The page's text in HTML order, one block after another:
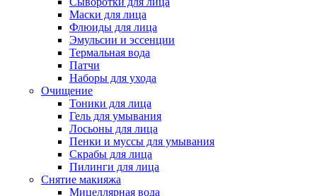
Маски для лица
Флюиды для лица
Эмульсии и эссенции
Термальная вода
Патчи
Наборы для ухода
Очищение
Тоники для лица
Гель для умывания
Лосьоны для лица
Пенки и муссы для умывания
Скрабы для лица
Пилинги для лица
Снятие макияжа
Мицеллярная вода